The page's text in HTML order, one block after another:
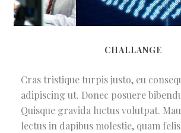
CHALLANGE
Cras tristique turpis justo, eu
adipiscing ut. Donec posuere
Quisque gravida luctus volutpat.
lectus in dapibus molestie, quam